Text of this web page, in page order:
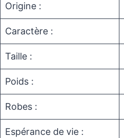
Origine :
Caractère :
Taille :
Poids :
Robes :
Espérance de vie :